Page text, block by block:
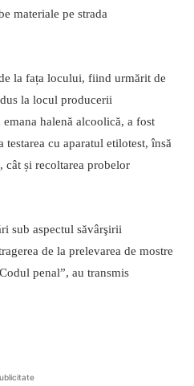
materiale pe strada
la fața locului, fiind urmărit de
la locul producerii
halenă alcoolică, a fost
testarea cu aparatul etilotest, însă
cât și recoltarea probelor
sub aspectul săvârşirii
de la prelevarea de mostre
penal”, au transmis